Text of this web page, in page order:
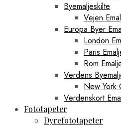
Byemaljeskilte
Vejen
Europa Byer
London
Paris
Rom
Verdens
New York
Verdenskort
Fototapeter
Dyrefototapeter